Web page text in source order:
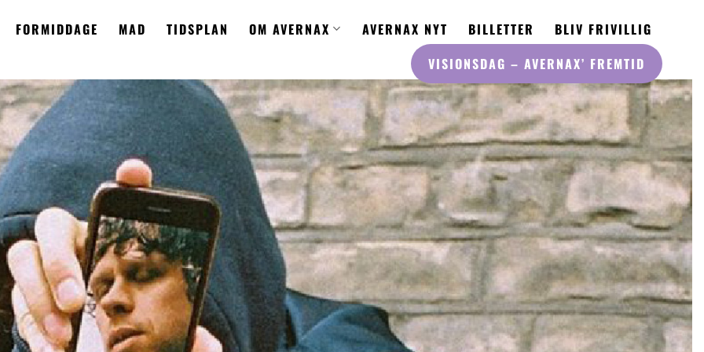
VISIONSDAG – AVERNAX’ FREMTID
FORMIDDAGE MAD TIDSPLAN OM AVERNAX AVERNAX NYT BILLETTER BLIV FRIVILLIG